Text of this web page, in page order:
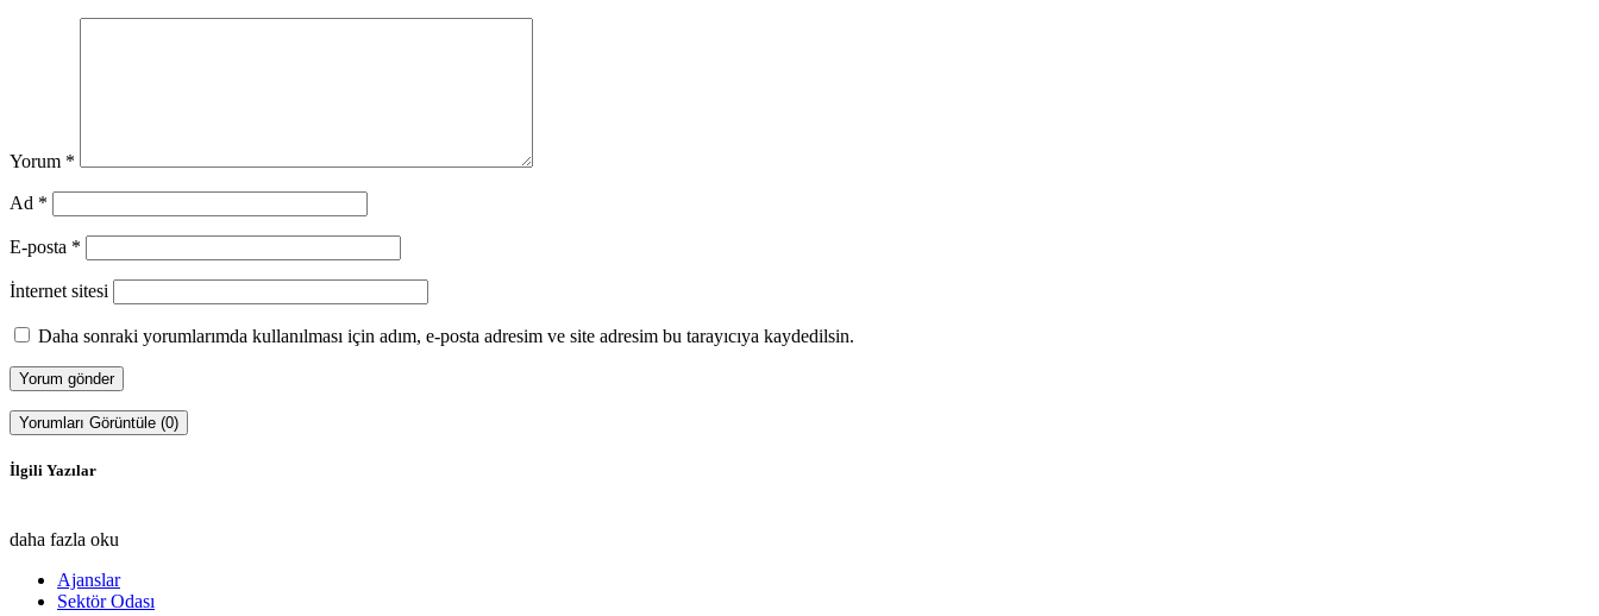
Yorum *
Ad *
E-posta *
İnternet sitesi
Daha sonraki yorumlarımda kullanılması için adım, e-posta adresim ve site adresim bu tarayıcıya kaydedilsin.
Yorumları Görüntüle (0)
İlgili Yazılar
daha fazla oku
Ajanslar
Sektör Odası